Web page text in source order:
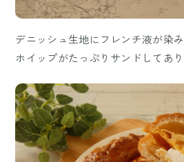
デニッシュ生地にフレンチ液が染
ホイップがたっぷりサンドしてあり